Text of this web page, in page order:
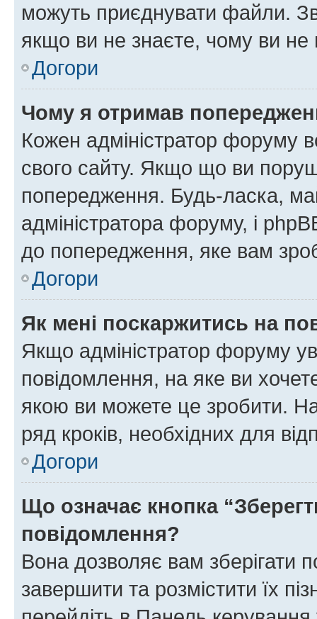
можуть приєднувати файли.
якщо ви не знаєте, чому ви
Догори
Чому я отримав
Кожен адміністратор форуму
свого сайту. Якщо що ви
попередження. Будь-ласка,
адміністратора форуму, і
до попередження, яке вам
Догори
Як мені поскаржитись на
Якщо адміністратор форуму
повідомлення, на яке ви
якою ви можете це зробити.
ряд кроків, необхідних для
Догори
Що означає кнопка
повідомлення?
Вона дозволяє вам зберігати
завершити та розмістити їх